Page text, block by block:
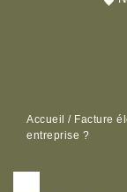
Accueil / Facture
entreprise ?